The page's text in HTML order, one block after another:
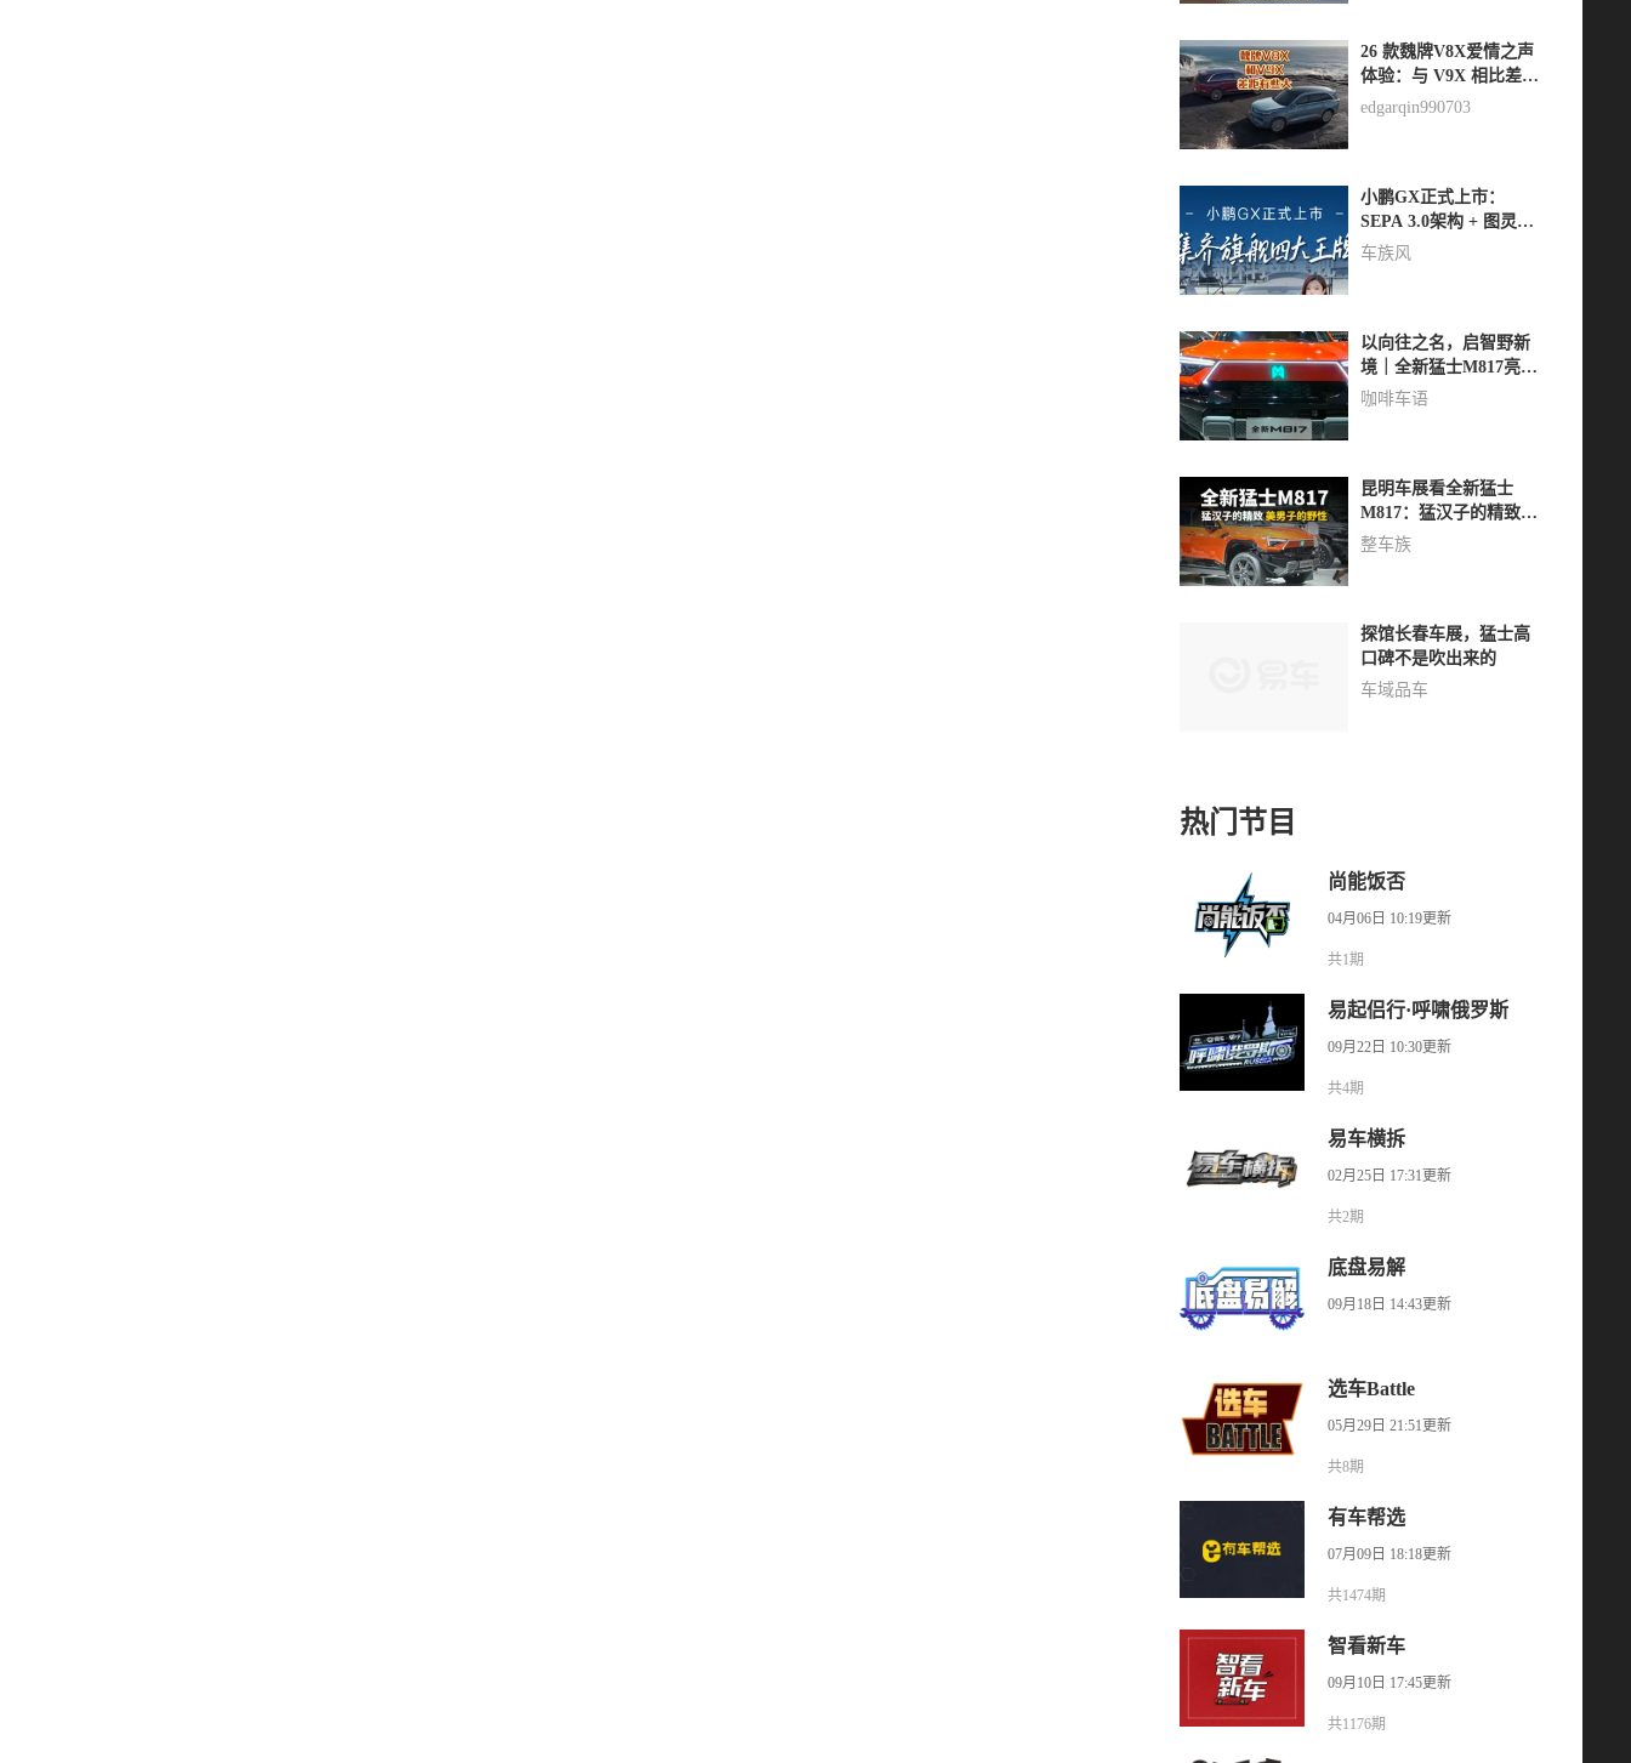
26 款魏牌V8X爱情之声
体验：与 V9X 相比差距
明显
edgarqin990703
小鹏GX正式上市：
SEPA 3.0架构 + 图灵芯
片，30万级旗舰新标
车族风
以向往之名，启智野新
境｜全新猛士M817亮相
昆明车展
咖啡车语
昆明车展看全新猛士
M817：猛汉子的精致，
美男子的野性
整车族
探馆长春车展，猛士高
口碑不是吹出来的
车域品车
热门节目
尚能饭否
04月06日 10:19更新
共1期
易起侣行·呼啸俄罗斯
09月22日 10:30更新
共4期
易车横拆
02月25日 17:31更新
共2期
底盘易解
09月18日 14:43更新
选车Battle
05月29日 21:51更新
共8期
有车帮选
07月09日 18:18更新
共1474期
智看新车
09月10日 17:45更新
共1176期